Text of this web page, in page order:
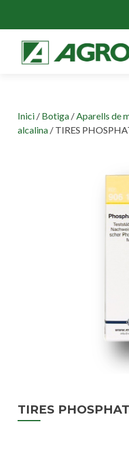
Inici / Botiga /Aparells de
alcalina / TIRES
TIRES